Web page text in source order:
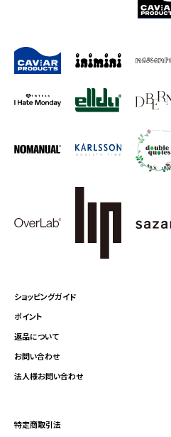
ショッピングガイド
ポイント
返品について
お問い合わせ
法人様お問い合わせ
特定商取引法